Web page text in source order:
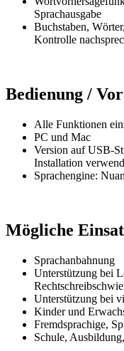
Sprachausgabe
Buchstaben,
Kontrolle
Bedienung /
Alle Funktionen
PC und Mac
Version auf USB-
Installation
Sprachengine:
Mögliche
Sprachanbahnung
Unterstützung bei
Unterstützung bei
Kinder und
Fremdsprachige,
Schule,